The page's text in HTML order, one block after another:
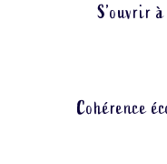
S’ouvrir
Cohérence